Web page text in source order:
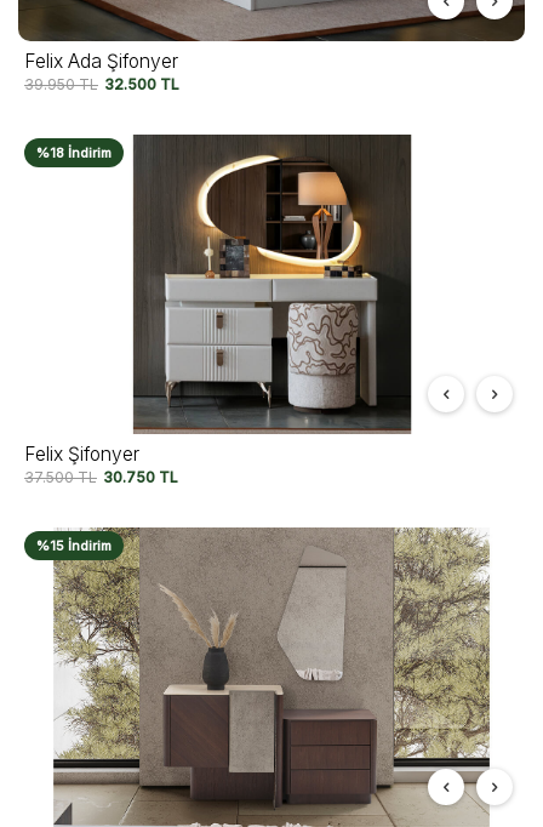
Felix Ada Şifonyer
39.950TL 32.500 TL
%18 İndirim
Felix Şifonyer
37.500TL 30.750 TL
%15 İndirim